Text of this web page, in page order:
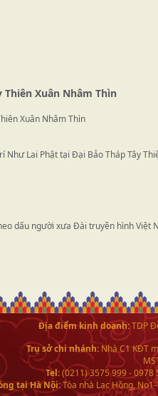
Xuân Nhâm Thìn
Xuân Nhâm Thìn
Như Lai Phật tại Đại Bảo Tháp Tây
dấu người xưa Đài truyền hình Việt
Địa điểm kinh doanh:TDP
Trụ sở chi nhánh:Nhà C1 KĐT
Tel:(0211) 3575 999 -
tại Hà Nội:Tòa nhà Lạc Hồng,